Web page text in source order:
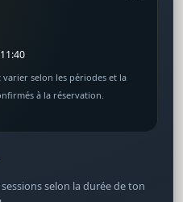
selon les périodes et la
à la réservation.
selon la durée de ton